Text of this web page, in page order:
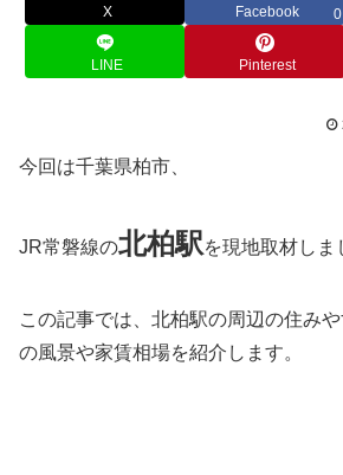
X Facebook 0
LINE Pinterest
今回は千葉県柏市、
JR常磐線の北柏駅を現地取材しま
この記事では、北柏駅の周辺の住み
の風景や家賃相場を紹介します。